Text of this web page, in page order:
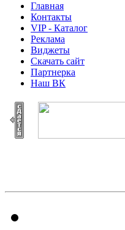
Главная
Контакты
VIP - Каталог
Реклама
Виджеты
Скачать сайт
Партнерка
Наш ВК